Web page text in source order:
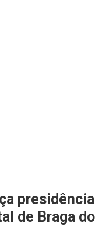
presidência
de Braga do